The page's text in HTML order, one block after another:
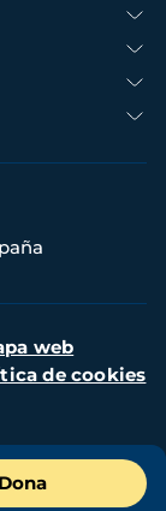
Dona
web
de cookies